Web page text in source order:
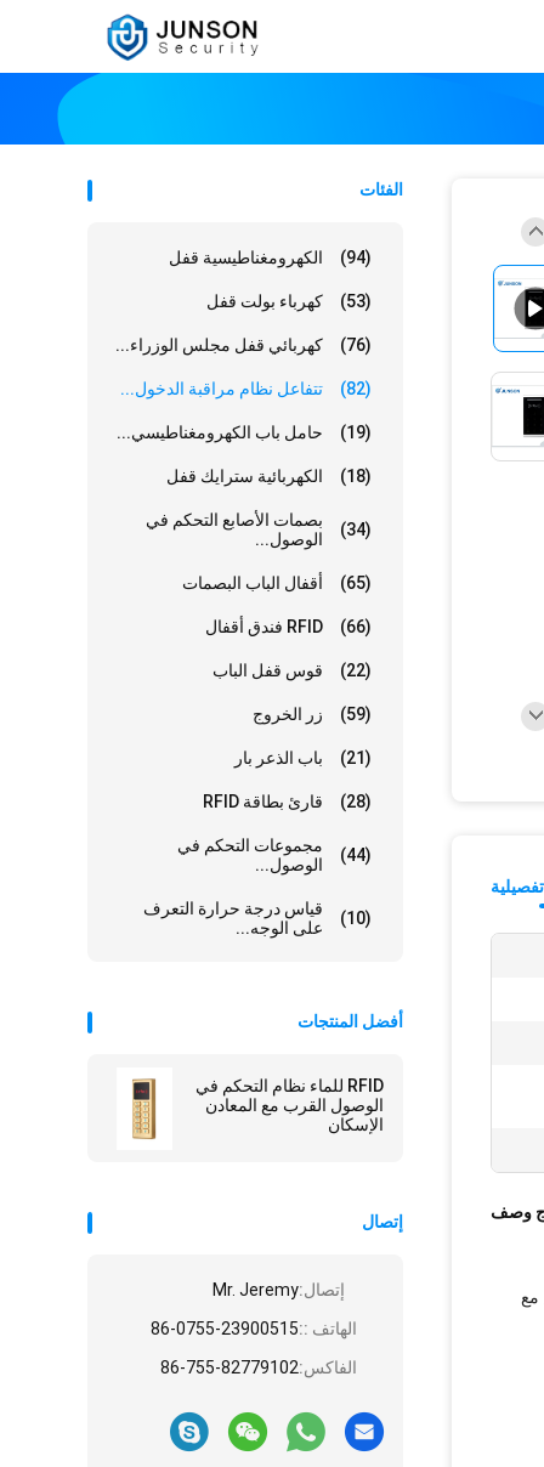
الفئات
الكهرومغناطيسية قفل (94)
كهرباء بولت قفل (53)
كهربائي قفل مجلس الوزراء... (76)
تتفاعل نظام مراقبة الدخول... (82)
حامل باب الكهرومغناطيسي... (19)
الكهربائية سترايك قفل (18)
بصمات الأصابع التحكم في
الوصول...
(34)
أقفال الباب البصمات (65)
RFID فندق أقفال (66)
قوس قفل الباب (22)
زر الخروج (59)
باب الذعر بار (21)
قارئ بطاقة RFID (28)
مجموعات التحكم في
الوصول...
(44)
قياس درجة حرارة التعرف
على الوجه...
(10)
أفضل المنتجات
RFID للماء نظام التحكم في
الوصول القرب مع المعادن
الإسكان
إتصال
إتصال:Mr. Jeremy
الهاتف ::86-0755-23900515
الفاكس:86-755-82779102
وصف
مع